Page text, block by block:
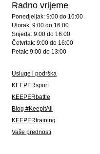
Radno vrijeme
Ponedjeljak: 9:00 do 16:00
Utorak: 9:00 do 16:00
Srijeda: 9:00 do 16:00
Četvrtak: 9:00 do 16:00
Petak: 9:00 do 13:00
Usluge i podrška
KEEPERsport
KEEPERbattle
Blog #KeepItAll
KEEPERtraining
Vaše prednosti